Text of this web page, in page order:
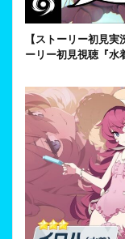
【ストーリー初見
ーリー初見視聴『水